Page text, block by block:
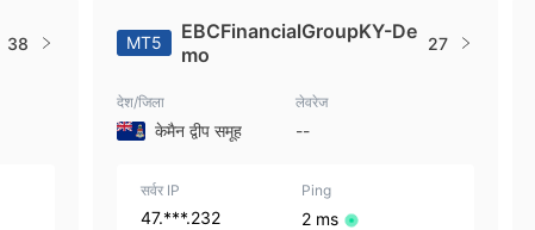
38 MT5
EBCFinancialGroupKY-De
mo
27
देश/जिला
केमैन द्वीप समूह
लेवरेज
--
सर्वर IP
47.***.232
Ping
2 ms